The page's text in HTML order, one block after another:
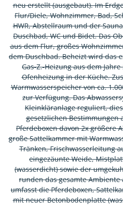
neu erstellt (ausgebaut). Im
Flur/Diele, Wohnzimmer, Bad,
HWR, Abstellraum und der
Duschbad, WC und Bidet. Das
aus dem Flur, großes
dem Duschbad. Beheizt wird das
Gas-Z.-Heizung aus dem
Ofenheizung in der Küche.
Warmwasserspeicher von ca.
zur Verfügung. Das
Kleinkläranlage reguliert,
gesetzlichen Bestimmungen
Pferdeboxen davon 2x größere
große Sattelkammer mit
Tränken, Frischwasserleitung
eingezäunte Weide,
(wasserdicht) sowie der
runden das gesamte Ambiente
umfasst die Pferdeboxen,
mit neuer Betonbodenplatte